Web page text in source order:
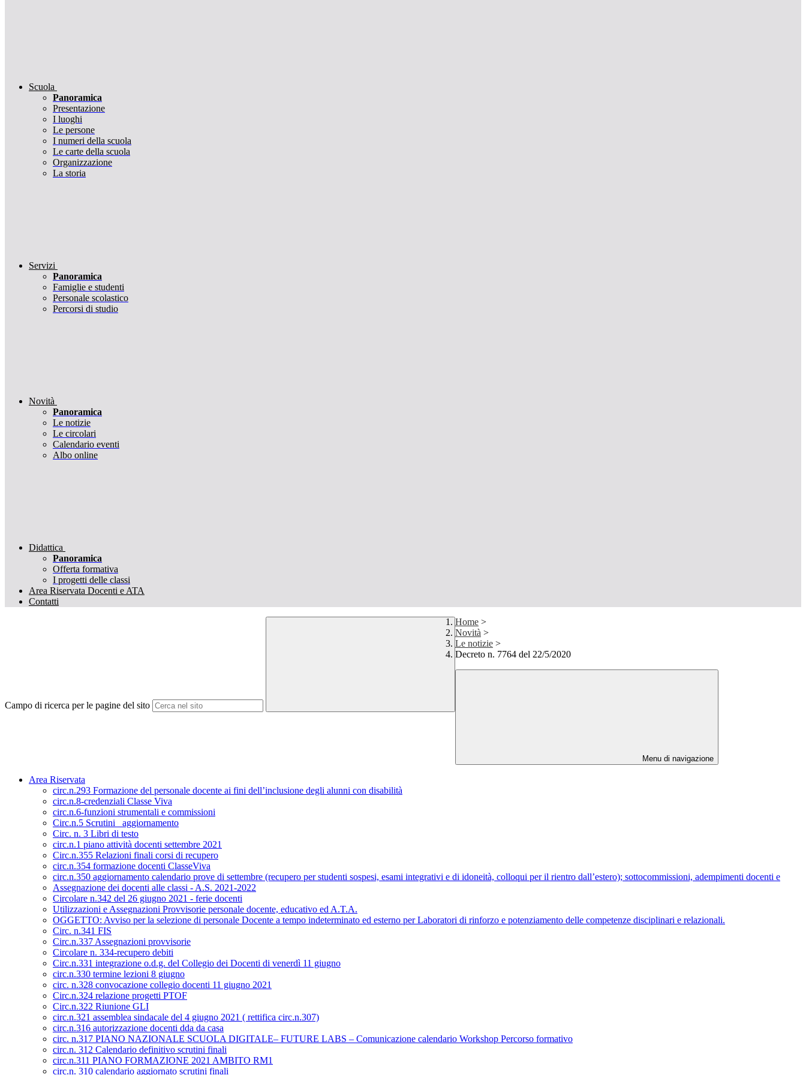
Scuola
Panoramica
Presentazione
I luoghi
Le persone
I numeri della scuola
Le carte della scuola
Organizzazione
La storia
Servizi
Panoramica
Famiglie e studenti
Personale scolastico
Percorsi di studio
Novità
Panoramica
Le notizie
Le circolari
Calendario eventi
Albo online
Didattica
Panoramica
Offerta formativa
I progetti delle classi
Area Riservata Docenti e ATA
Contatti
Campo di ricerca per le pagine del sito
Home >
Novità >
Le notizie >
Decreto n. 7764 del 22/5/2020
Menu di navigazione
Area Riservata
circ.n.293 Formazione del personale docente ai fini dell’inclusione degli alunni con disabilità
circ.n.8-credenziali Classe Viva
circ.n.6-funzioni strumentali e commissioni
Circ.n.5 Scrutini _aggiornamento
Circ. n. 3 Libri di testo
circ.n.1 piano attività docenti settembre 2021
Circ.n.355 Relazioni finali corsi di recupero
circ.n.354 formazione docenti ClasseViva
circ.n.350 aggiornamento calendario prove di settembre (recupero per studenti sospesi, esami integrativi e di idoneità, colloqui per il rientro dall’estero); sottocommissioni, adempimenti docenti e
Assegnazione dei docenti alle classi - A.S. 2021-2022
Circolare n.342 del 26 giugno 2021 - ferie docenti
Utilizzazioni e Assegnazioni Provvisorie personale docente, educativo ed A.T.A.
OGGETTO: Avviso per la selezione di personale Docente a tempo indeterminato ed esterno per Laboratori di rinforzo e potenziamento delle competenze disciplinari e relazionali.
Circ. n.341 FIS
Circ.n.337 Assegnazioni provvisorie
Circolare n. 334-recupero debiti
Circ.n.331 integrazione o.d.g. del Collegio dei Docenti di venerdì 11 giugno
circ.n.330 termine lezioni 8 giugno
circ. n.328 convocazione collegio docenti 11 giugno 2021
Circ.n.324 relazione progetti PTOF
Circ.n.322 Riunione GLI
circ.n.321 assemblea sindacale del 4 giugno 2021 ( rettifica circ.n.307)
circ.n.316 autorizzazione docenti dda da casa
circ. n.317 PIANO NAZIONALE SCUOLA DIGITALE– FUTURE LABS – Comunicazione calendario Workshop Percorso formativo
circ.n. 312 Calendario definitivo scrutini finali
circ.n.311 PIANO FORMAZIONE 2021 AMBITO RM1
circ.n. 310 calendario aggiornato scrutini finali